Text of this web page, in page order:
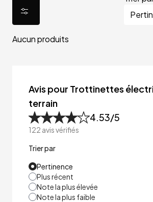
Aucun produits
Avis pour Trottinettes
terrain
4.53/5
122 avis vérifiés
Trier par
Pertinence
Plus récent
Note la plus élevée
Note la plus faible